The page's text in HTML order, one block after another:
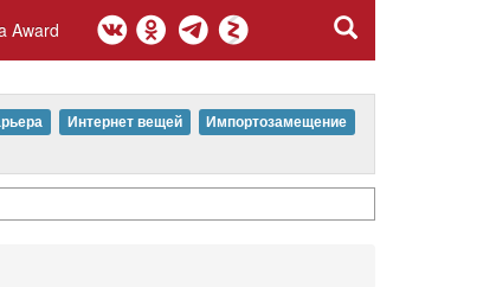
Award
Интернет вещей
Импортозамещение